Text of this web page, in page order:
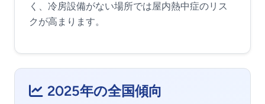
く、冷房設備がない場所では屋内熱中症のリス
クが高まります。
2025年の全国傾向